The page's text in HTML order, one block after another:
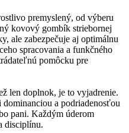
premyslený, od výberu
kovový gombík striebornej
ale zabezpečuje aj optimálnu
spracovania a funkčného
pomôcku pre
len doplnok, je to vyjadrenie.
a podriadenosťou
pani. Každým úderom
disciplínu.